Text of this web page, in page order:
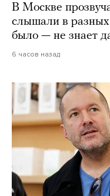
В Москве
слышали в разных
было — не знает
6 часов назад